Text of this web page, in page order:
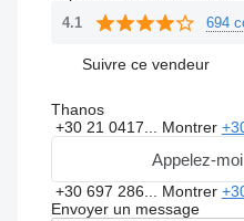
4.1 694
Suivre ce vendeur
Thanos
+30 21 0417... Montrer
Appelez-moi
+30 697 286... Montrer
Envoyer un message